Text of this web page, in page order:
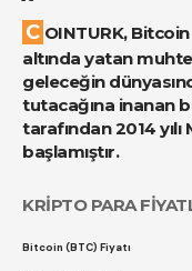
COINTURK, Bitcoin ve diğer tüm kripto paraların
altında yatan
geleceğin
tutacağına inanan
tarafından 2014 yılı
başlamıştır.
KRİPTO PARA
Bitcoin (BTC) Fiyatı